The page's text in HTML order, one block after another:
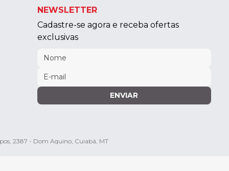
NEWSLETTER
Cadastre-se agora e receba ofertas
exclusivas
ENVIAR
2387 - Dom Aquino, Cuiabá, MT